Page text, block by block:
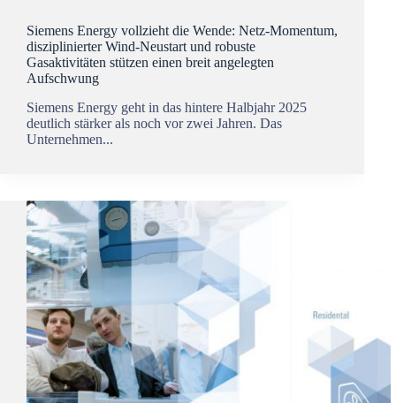
Siemens Energy vollzieht die Wende: Netz-Momentum,
disziplinierter Wind-Neustart und robuste
Gasaktivitäten stützen einen breit angelegten
Aufschwung
Siemens Energy geht in das hintere Halbjahr 2025
deutlich stärker als noch vor zwei Jahren. Das
Unternehmen...